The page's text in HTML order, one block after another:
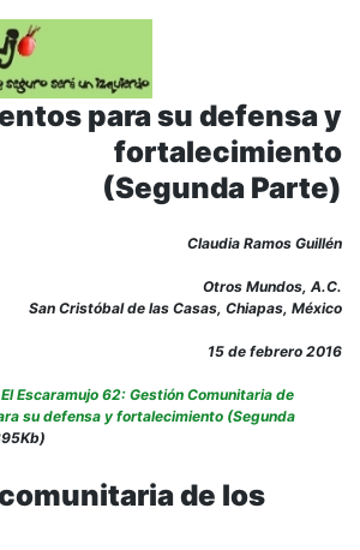
para su defensa y
fortalecimiento
(Segunda Parte)
Claudia Ramos Guillén
Otros Mundos, A.C.
San Cristóbal de las Casas, Chiapas, México
15 de febrero 2016
El Escaramujo 62: Gestión Comunitaria de
su defensa y fortalecimiento (Segunda
de los